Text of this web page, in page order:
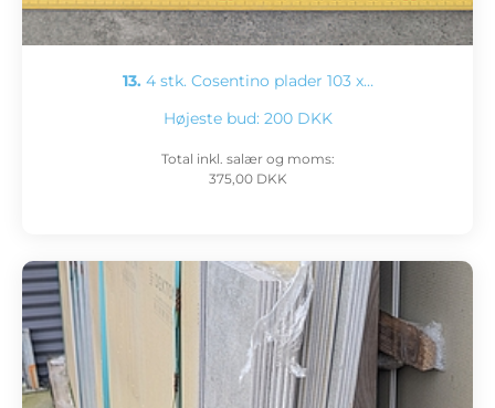
13. 4 stk. Cosentino plader 103 x…
Højeste bud: 200 DKK
Total inkl. salær og moms:
375,00 DKK